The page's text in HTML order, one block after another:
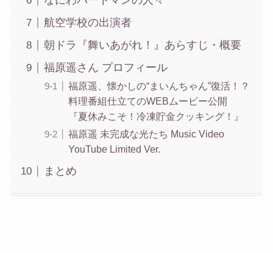
航空学校の出演者
朝ドラ『舞いあがれ！』あらすじ・概要
福原遥さん プロフィール
福原遥、懐かしの“まいんちゃん”復活！？
料理番組仕立てのWEBムービー公開
『夏休みこそ！冷凍貯金クッキング！』
福原遥 未完成な光たち Music Video
YouTube Limited Ver.
まとめ